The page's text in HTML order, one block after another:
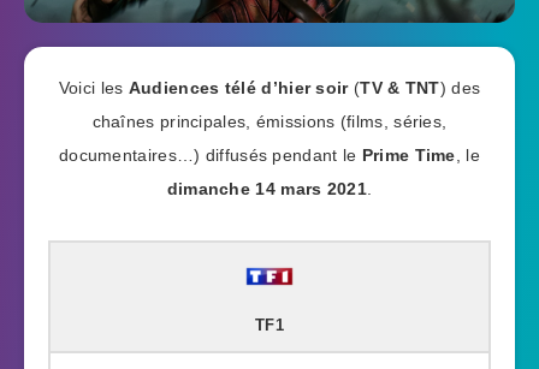
Voici les Audiences télé d’hier soir (TV & TNT) des
chaînes principales, émissions (films, séries,
documentaires…) diffusés pendant le Prime Time , le
dimanche 14 mars 2021
TF1